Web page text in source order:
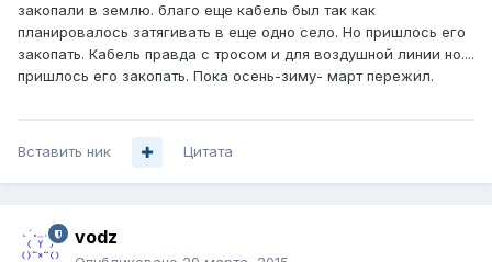
закопали в землю. благо еще кабель был так как
планировалось затягивать в еще одно село. Но пришлось его
закопать. Кабель правда с тросом и для воздушной линии но....
пришлось его закопать. Пока осень-зиму- март пережил.
Вставить ник Цитата
vodz